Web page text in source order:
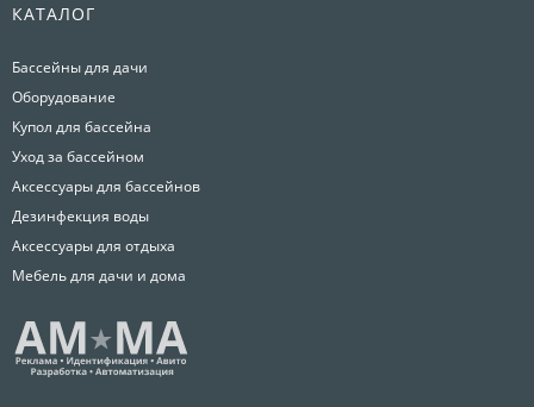
КАТАЛОГ
Бассейны для дачи
Оборудование
Купол для бассейна
Уход за бассейном
Аксессуары для бассейнов
Дезинфекция воды
Аксессуары для отдыха
Мебель для дачи и дома